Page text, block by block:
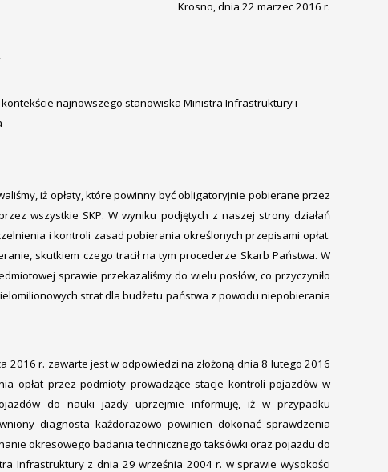
Krosno, dnia 22 marzec 2016 r.
najnowszego stanowiska Ministra Infrastruktury i
iż opłaty, które powinny być obligatoryjnie pobierane przez
wszystkie SKP. W wyniku podjętych z naszej strony działań
i kontroli zasad pobierania określonych przepisami opłat.
skutkiem czego tracił na tym procederze Skarb Państwa. W
sprawie przekazaliśmy do wielu posłów, co przyczyniło
strat dla budżetu państwa z powodu niepobierania
r. zawarte jest w odpowiedzi na złożoną dnia 8 lutego 2016
opłat przez podmioty prowadzące stacje kontroli pojazdów w
do nauki jazdy uprzejmie informuję, iż w przypadku
diagnosta każdorazowo powinien dokonać sprawdzenia
okresowego badania technicznego taksówki oraz pojazdu do
Infrastruktury z dnia 29 września 2004 r. w sprawie wysokości